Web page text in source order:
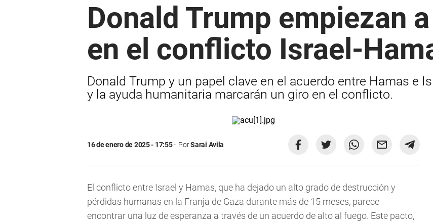
Donald Trump empiezan
en el conflicto Israel-
Donald Trump y un papel clave en el acuerdo entre Hamas e
y la ayuda humanitaria marcarán un giro en el conflicto.
16 de enero de 2025 - 17:55 PorSarai Avila
El conflicto entre Israel y Hamas, que ha dejado un alto grado de destrucción y
pérdidas humanas en la Franja de Gaza durante más de 15 meses, parece
encontrar una luz de esperanza a través de un acuerdo de alto al fuego. Este pacto,